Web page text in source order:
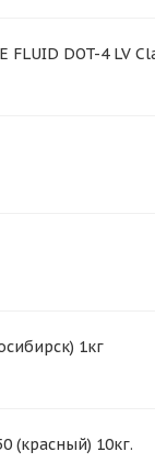
DOT-4 LV
1кг
(красный) 10кг.